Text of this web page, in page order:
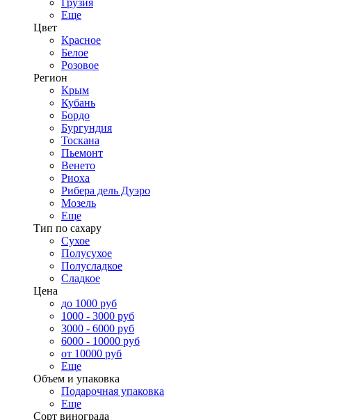
Грузия
Еще
Цвет
Красное
Белое
Розовое
Регион
Крым
Кубань
Бордо
Бургундия
Тоскана
Пьемонт
Венето
Риоха
Рибера дель Дуэро
Мозель
Еще
Тип по сахару
Сухое
Полусухое
Полусладкое
Сладкое
Цена
до 1000 руб
1000 - 3000 руб
3000 - 6000 руб
6000 - 10000 руб
от 10000 руб
Еще
Объем и упаковка
Подарочная упаковка
Еще
Сорт винограда